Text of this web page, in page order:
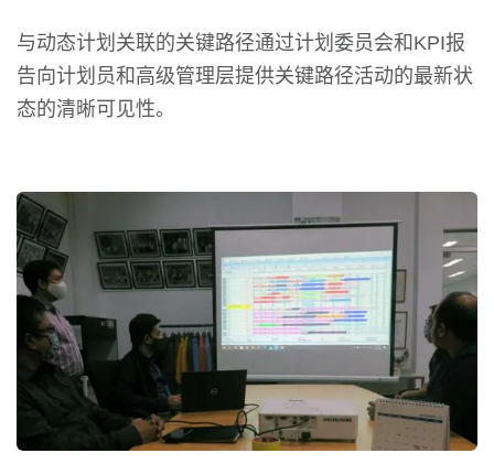
与动态计划关联的关键路径通过计划委员会和KPI报
告向计划员和高级管理层提供关键路径活动的最新状
态的清晰可见性。